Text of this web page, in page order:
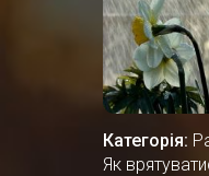
Категорія:
Як